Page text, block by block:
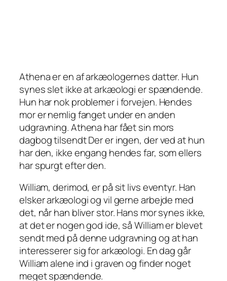
Athena er en af arkæologernes datter. Hun
synes slet ikke at arkæologi er spændende.
Hun har nok problemer i forvejen. Hendes
mor er nemlig fanget under en anden
udgravning. Athena har fået sin mors
dagbog tilsendt Der er ingen, der ved at hun
har den, ikke engang hendes far, som ellers
har spurgt efter den.
William, derimod, er på sit livs eventyr. Han
elsker arkæologi og vil gerne arbejde med
det, når han bliver stor. Hans mor synes ikke,
at det er nogen god ide, så William er blevet
sendt med på denne udgravning og at han
interesserer sig for arkæologi. En dag går
William alene ind i graven og finder noget
meget spændende.